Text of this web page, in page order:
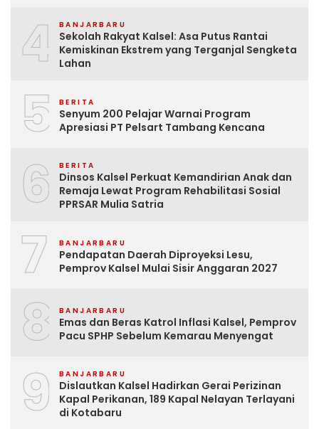
4 BANJARBARU
Sekolah Rakyat Kalsel: Asa Putus Rantai
Kemiskinan Ekstrem yang Terganjal Sengketa
Lahan
5 BERITA
Senyum 200 Pelajar Warnai Program
Apresiasi PT Pelsart Tambang Kencana
6 BERITA
Dinsos Kalsel Perkuat Kemandirian Anak dan
Remaja Lewat Program Rehabilitasi Sosial
PPRSAR Mulia Satria
7 BANJARBARU
Pendapatan Daerah Diproyeksi Lesu,
Pemprov Kalsel Mulai Sisir Anggaran 2027
8 BANJARBARU
Emas dan Beras Katrol Inflasi Kalsel, Pemprov
Pacu SPHP Sebelum Kemarau Menyengat
9 BANJARBARU
Dislautkan Kalsel Hadirkan Gerai Perizinan
Kapal Perikanan, 189 Kapal Nelayan Terlayani
di Kotabaru